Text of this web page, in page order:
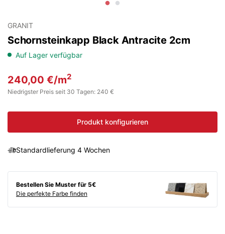
GRANIT
Schornsteinkapp Black Antracite 2cm
Auf Lager verfügbar
240,00 €/m2
Niedrigster Preis seit 30 Tagen: 240 €
Produkt konfigurieren
Standardlieferung 4 Wochen
Bestellen Sie Muster für 5€
Die perfekte Farbe finden